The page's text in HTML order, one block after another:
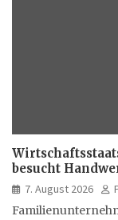
besucht
Freiburg
7. August 2026